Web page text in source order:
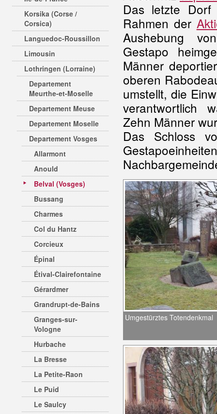
Korsika (Corse /
Corsica)
Languedoc-Roussillon
Limousin
Lothringen (Lorraine)
Departement
Meurthe-et-Moselle
Departement Meuse
Departement Moselle
Departement Vosges
Allarmont
Anould
Belval (Vosges)
Bussang
Charmes
Col du Hantz
Corcieux
Épinal
Étival-Clairefontaine
Gérardmer
Grandrupt-de-Bains
Granges-sur-
Vologne
Hurbache
La Bresse
La Petite-Raon
Le Puid
Le Saulcy
Das letzte Dorf
Rahmen der
Aushebung
Gestapo
Männer
oberen
umstellt, die
verantwortlich
Zehn Männer
Das Schloss
Umgestürztes Totendenkmal